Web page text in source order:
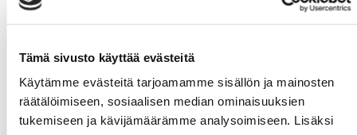
Tämä sivusto käyttää evästeitä
Käytämme evästeitä tarjoamamme sisällön ja mainosten
räätälöimiseen, sosiaalisen median ominaisuuksien
tukemiseen ja kävijämäärämme analysoimiseen. Lisäksi
ajoasemassa ja kruunuksi heti kolmannen erän alkuun
vieraille kolmas ja ottelu ohi… No ei ollut ohi, vaan
alkoivat myllyttämään kohti turkulaisten maalia.
Sebastian Oksanen kavensi erän puolivälissä 1-3 ja
minuutti edellisestä Tim Ekman toi Sportin jo maalin